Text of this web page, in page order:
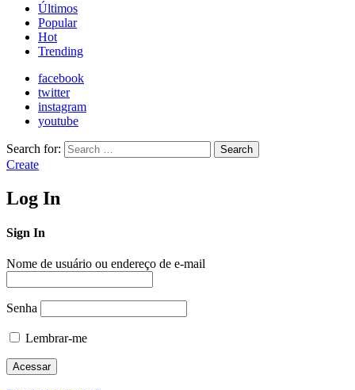
Últimos
Popular
Hot
Trending
facebook
twitter
instagram
youtube
Search for: Search
Create
Log In
Sign In
Nome de usuário ou endereço de e-mail
Senha
Lembrar-me